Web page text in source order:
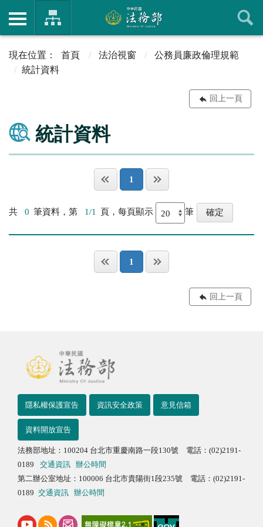
首頁 法治視窗
公務員廉政倫理規範
統計資料
回上一頁
統計資料
1
共 0 筆資料，第 1/1 頁，每頁顯示 筆
1
回上一頁
隱私權保護宣告 資訊安全政策 意見信箱
資料開放宣告
法務部地址：100204 台北市重慶南路一段130號 電話：(02)2191-
0189
交通資訊
辦公時間
第二辦公室地址：100006 台北市貴陽街1段235號 電話：(02)2191-
0189 交通資訊 辦公時間